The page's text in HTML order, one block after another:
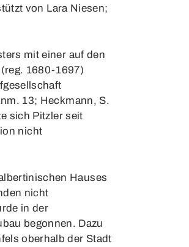
von Lara Niesen;
mit einer auf den
1680-1697)
13; Heckmann, S.
sich Pitzler seit
nicht
Hauses
nicht
in der
begonnen. Dazu
oberhalb der Stadt